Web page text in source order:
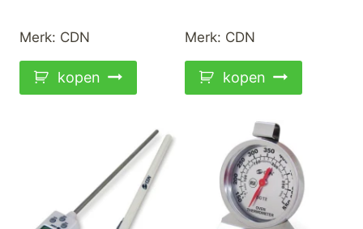
Merk: CDN
kopen
Merk: CDN
kopen